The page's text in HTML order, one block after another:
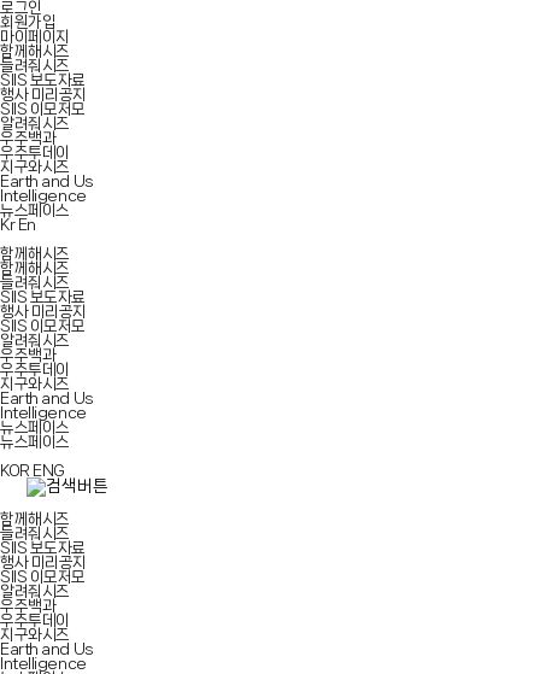
로그인
회원가입
마이페이지
함께해시즈
들려줘시즈
SIIS 보도자료
행사 미리공지
SIIS 이모저모
알려줘시즈
우주백과
우주투데이
지구와시즈
Earth and Us
Intelligence
뉴스페이스
Kr En
함께해시즈
함께해시즈
들려줘시즈
SIIS 보도자료
행사 미리공지
SIIS 이모저모
알려줘시즈
우주백과
우주투데이
지구와시즈
Earth and Us
Intelligence
뉴스페이스
뉴스페이스
KOR ENG
함께해시즈
들려줘시즈
SIIS 보도자료
행사 미리공지
SIIS 이모저모
알려줘시즈
우주백과
우주투데이
지구와시즈
Earth and Us
Intelligence